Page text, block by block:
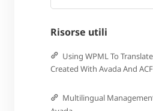
Risorse utili
Using WPML To
Created With Avada And ACF
Multilingual